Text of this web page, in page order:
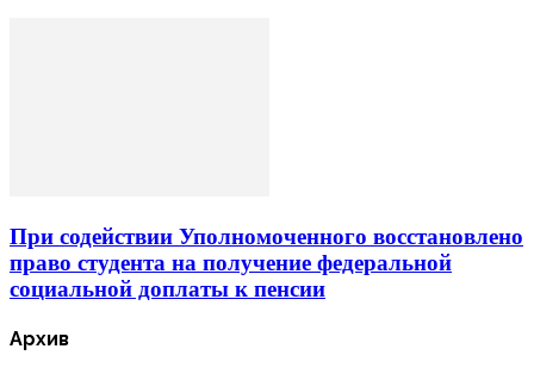
При содействии Уполномоченного восстановлено
право студента на получение федеральной
социальной доплаты к пенсии
Архив